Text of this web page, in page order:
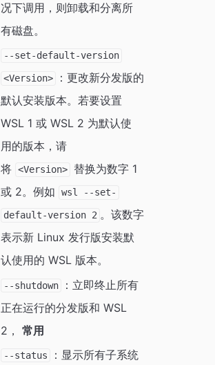
况下调用，则卸载和分离所
有磁盘。
--set-default-version
<Version>
：更改新分发版的
默认安装版本。若要设置
WSL 1 或 WSL 2 为默认使
用的版本，请
将 <Version>
替换为数字 1
或 2。例如
wsl --set-
default-version 2 。该数字
表示新 Linux 发行版安装默
认使用的 WSL 版本。
--shutdown
：立即终止所有
正在运行的分发版和 WSL
2， 常用
--status ：显示所有子系统